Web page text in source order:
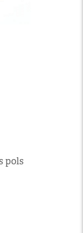
pols